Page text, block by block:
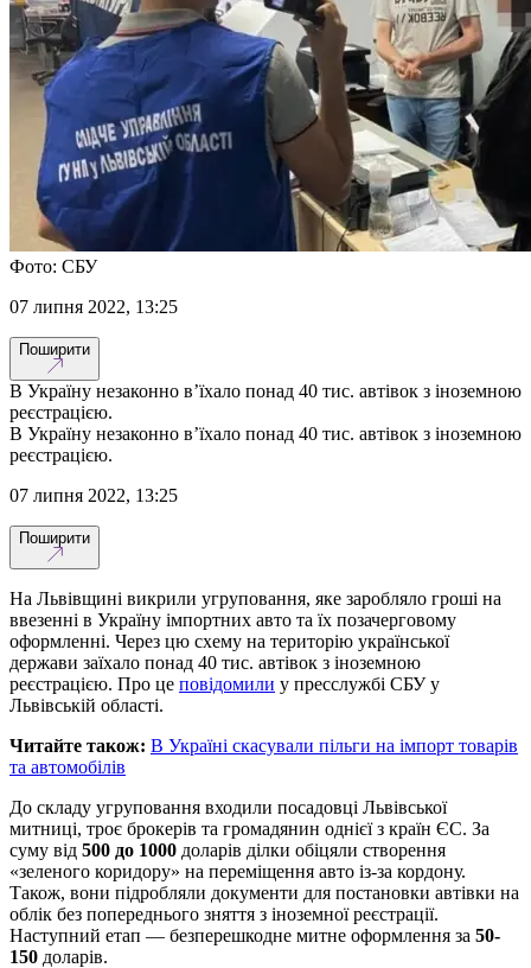
Фото: СБУ
07 липня 2022, 13:25
Поширити
В Україну незаконно вʼїхало понад 40 тис. автівок з іноземною
реєстрацією.
В Україну незаконно вʼїхало понад 40 тис. автівок з іноземною
реєстрацією.
07 липня 2022, 13:25
Поширити
На Львівщині викрили угруповання, яке заробляло гроші на
ввезенні в Україну імпортних авто та їх позачерговому
оформленні. Через цю схему на територію української
держави заїхало понад 40 тис. автівок з іноземною
реєстрацією. Про це повідомили у пресслужбі СБУ у
Львівській області.
Читайте також: В Україні скасували пільги на імпорт товарів
та автомобілів
До складу угруповання входили посадовці Львівської
митниці, троє брокерів та громадянин однієї з країн ЄС. За
суму від 500 до 1000 доларів ділки обіцяли створення
«зеленого коридору» на переміщення авто із-за кордону.
Також, вони підробляли документи для постановки автівки на
облік без попереднього зняття з іноземної реєстрації.
Наступний етап — безперешкодне митне оформлення за 50-
150 доларів.